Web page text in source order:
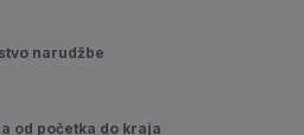
narudžbe
od početka do kraja